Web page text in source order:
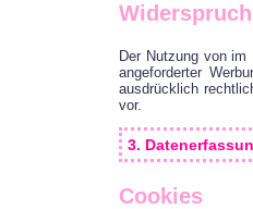
Der Nutzung von
angeforderter
ausdrücklich
vor.
3.
Cookies